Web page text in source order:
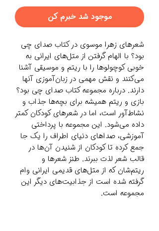
موجود شد خبرم کن
شعرهای زهرا موسوی در کتاب صدای چی
بود؟ با الهام گرفتن از متل‌های ایرانی به
خوبی کوچولوها را با ریتم و موسیقی آشنا
می‌کنند و نقش مهمی در زبان‌آموزی آنها
دارند. درباره مجموعه کتاب صدای چی بود؟
بازی و ریتم همیشه برای بچه‌ها جذاب و
نشاط‌آور است، اما در شعرهای کودکان کمتر
داده می‌شود. این مجموعه با پرداختی
آموزشی، صداهای دنیای اطراف را یک جا
جمع کرده تا کودکان از شنیدن آن‌ها در
قالب شعر لذت ببرند. طنز شعرها و
ریتم‌شان که از متل‌های قدیمی ایرانی وام
گرفته شده است از جذابیت‌های دیگر این
مجموعه است.